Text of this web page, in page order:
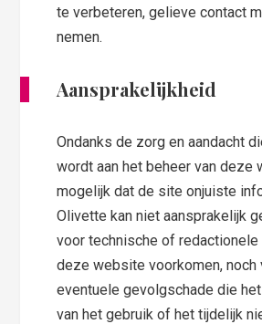
te verbeteren, gelieve contact
nemen.
Aansprakelijkheid
Ondanks de zorg en aandacht
wordt aan het beheer van deze
mogelijk dat de site onjuiste
Olivette kan niet aansprakelijk
voor technische of
deze website voorkomen, noch
eventuele gevolgschade die
van het gebruik of het tijdelijk